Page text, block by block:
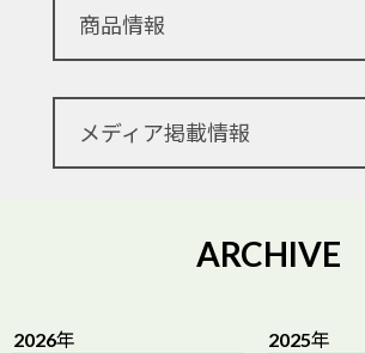
商品情報
メディア掲載情報
ARCHIVE
2026年 2025年